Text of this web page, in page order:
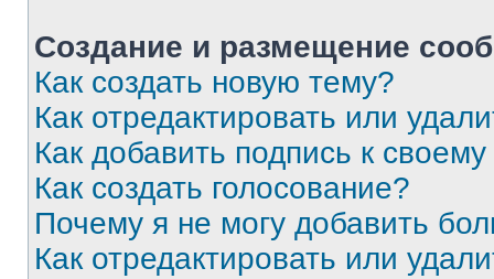
Создание и размещение
Как создать новую тему?
Как отредактировать или
Как добавить подпись к
Как создать голосование?
Почему я не могу добавить
Как отредактировать или